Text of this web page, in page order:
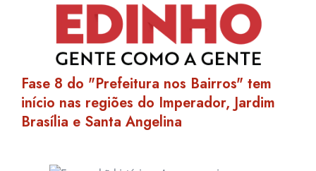
Fase 8 do "Prefeitura nos Bairros" tem
início nas regiões do Imperador, Jardim
Brasília e Santa Angelina